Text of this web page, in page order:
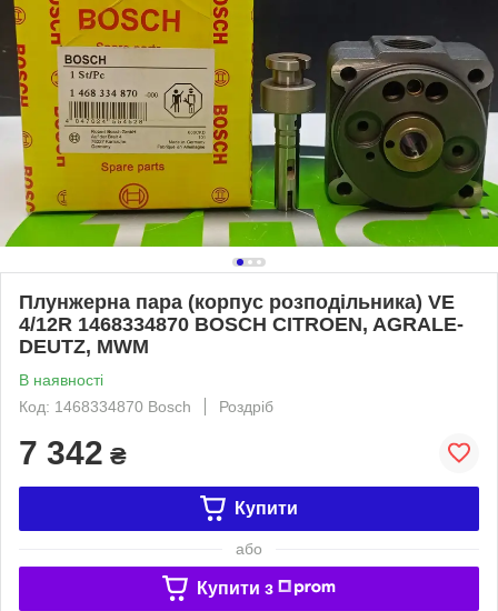
Плунжерна пара (корпус розподільника) VE
4/12R 1468334870 BOSCH CITROEN, AGRALE-
DEUTZ, MWM
В наявності
Код: 1468334870 Bosch
Роздріб
7 342 ₴
Купити
або
Купити з